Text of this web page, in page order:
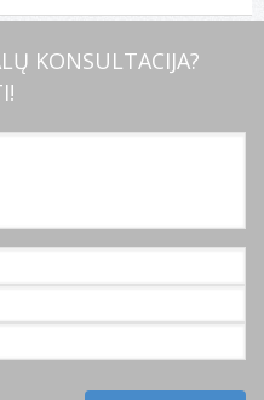
KONSULTACIJA?